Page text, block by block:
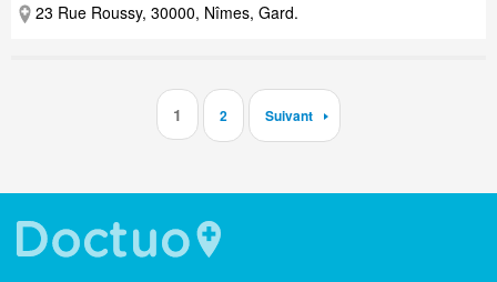
23 Rue Roussy, 30000, Nîmes, Gard.
1 2 Suivant